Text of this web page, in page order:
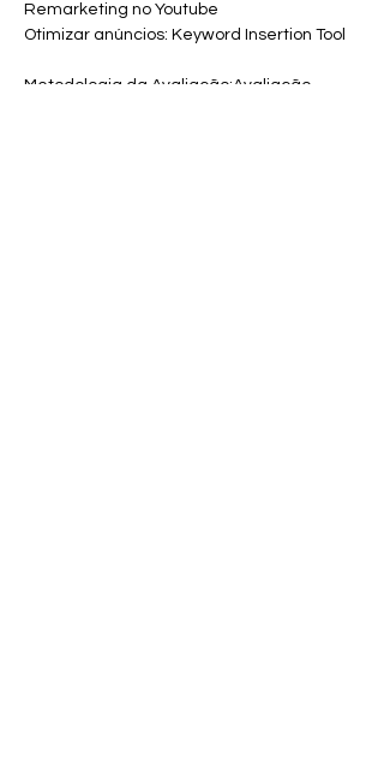
Remarketing no Youtube
Otimizar anúncios: Keyword Insertion Tool
Metodologia da Avaliação:Avaliação